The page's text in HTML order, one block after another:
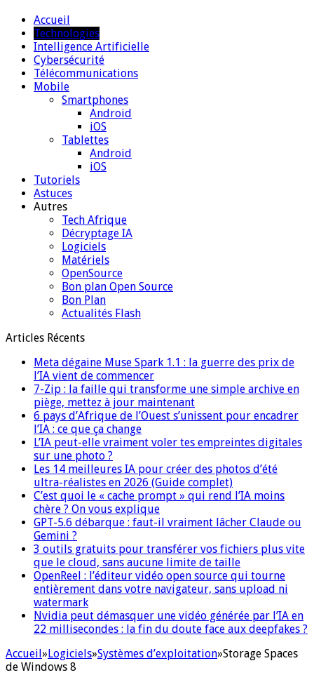
Accueil
Technologies
Intelligence Artificielle
Cybersécurité
Télécommunications
Mobile
Smartphones
Android
iOS
Tablettes
Android
iOS
Tutoriels
Astuces
Autres
Tech Afrique
Décryptage IA
Logiciels
Matériels
OpenSource
Bon plan Open Source
Bon Plan
Actualités Flash
Articles Récents
Meta dégaine Muse Spark 1.1 : la guerre des prix de
l’IA vient de commencer
7-Zip : la faille qui transforme une simple archive en
piège, mettez à jour maintenant
6 pays d’Afrique de l’Ouest s’unissent pour encadrer
l’IA : ce que ça change
L’IA peut-elle vraiment voler tes empreintes digitales
sur une photo ?
Les 14 meilleures IA pour créer des photos d’été
ultra-réalistes en 2026 (Guide complet)
C’est quoi le « cache prompt » qui rend l’IA moins
chère ? On vous explique
GPT-5.6 débarque : faut-il vraiment lâcher Claude ou
Gemini ?
3 outils gratuits pour transférer vos fichiers plus vite
que le cloud, sans aucune limite de taille
OpenReel : l’éditeur vidéo open source qui tourne
entièrement dans votre navigateur, sans upload ni
watermark
Nvidia peut démasquer une vidéo générée par l’IA en
22 millisecondes : la fin du doute face aux deepfakes ?
Accueil»Logiciels»Systèmes d’exploitation»Storage Spaces
de Windows 8